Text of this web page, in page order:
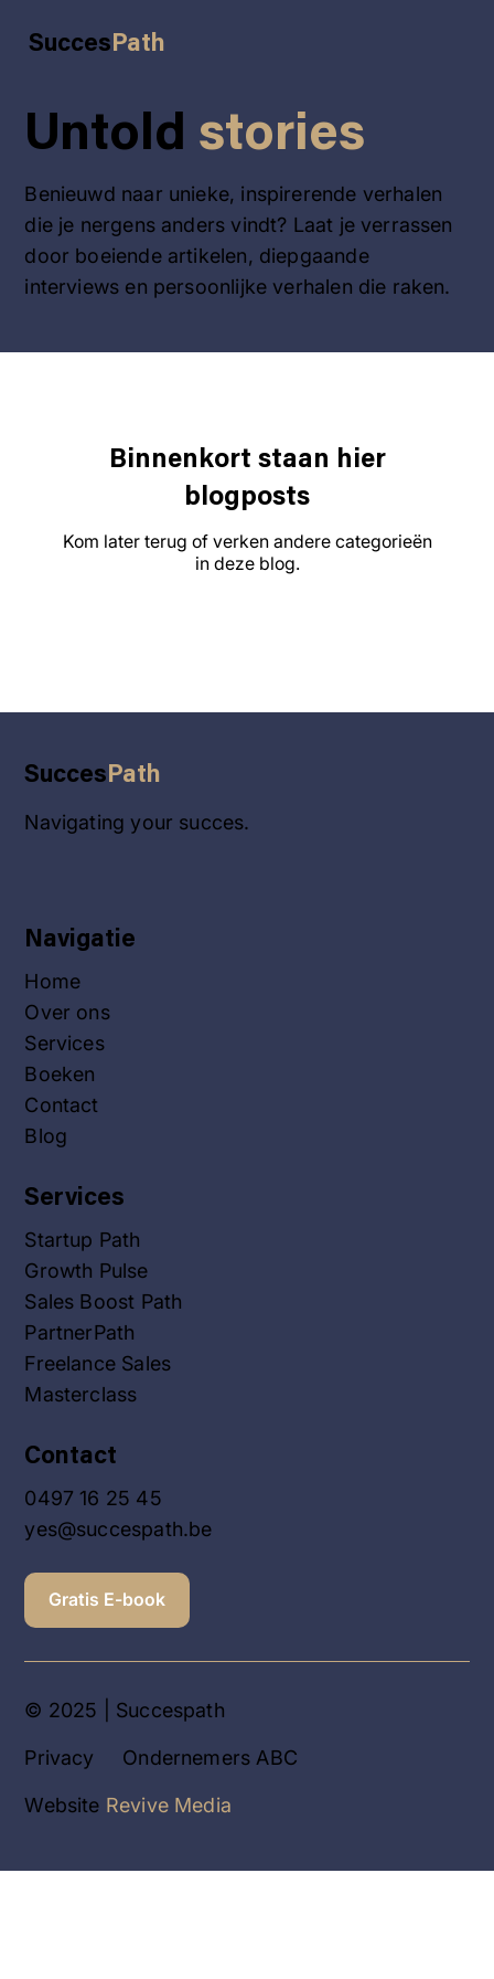
SuccesPath
Untold stories
Benieuwd naar unieke, inspirerende verhalen
die je nergens anders vindt? Laat je verrassen
door boeiende artikelen, diepgaande
interviews en persoonlijke verhalen die raken.
Binnenkort staan hier
blogposts
Kom later terug of verken andere categorieën
in deze blog.
SuccesPath
Navigating your succes.
Services
Startup Path
Growth Pulse
Sales Boost Path
PartnerPath
Freelance Sales
Masterclass
Contact
0497 16 25 45
yes@succespath.be
Gratis E-book
Navigatie
Home
Over ons
Services
Boeken
Contact
Blog
© 2025 | Succespath
Website Revive Media
PrivacyOndernemers ABC